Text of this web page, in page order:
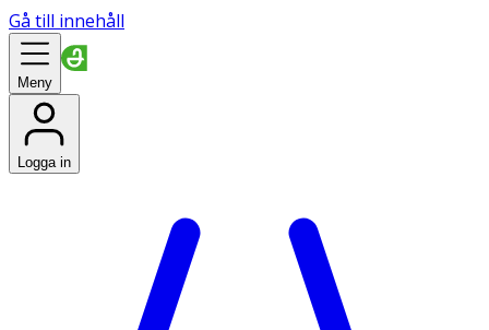
Gå till innehåll
Meny
Logga in